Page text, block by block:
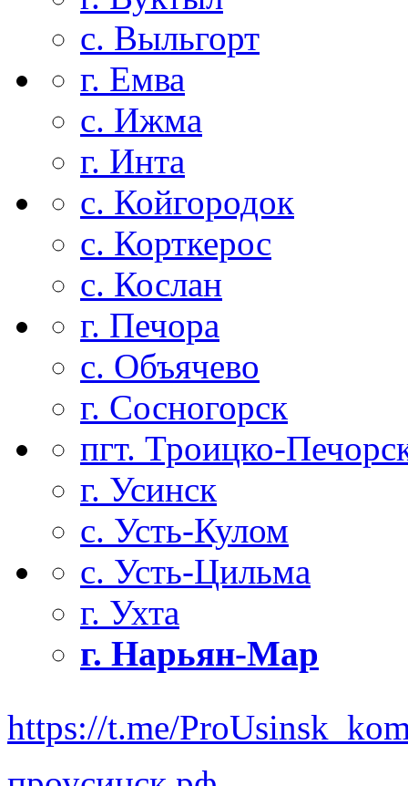
с. Выльгорт
г. Емва
с. Ижма
г. Инта
с. Койгородок
с. Корткерос
с. Кослан
г. Печора
с. Объячево
г. Сосногорск
пгт. Троицко-
г. Усинск
с. Усть-Кулом
с. Усть-Цильма
г. Ухта
г. Нарьян-Мар
https://t.me/